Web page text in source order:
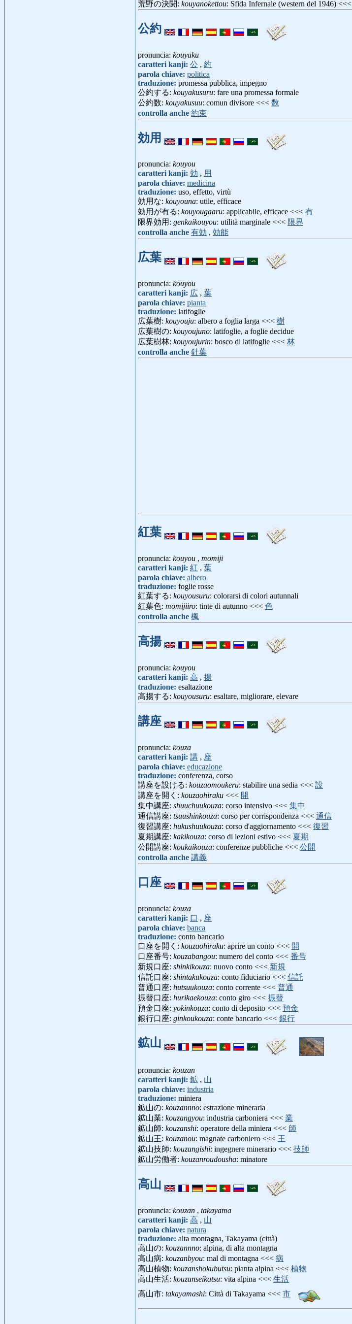
荒野の決闘: kouyanokettou: Sfida Infernale (western del 1946) <<<
公約
pronuncia: kouyaku
caratteri kanji: 公 , 約
parola chiave: politica
traduzione: promessa pubblica, impegno
公約する: kouyakusuru: fare una promessa formale
公約数: kouyakusuu: comun divisore <<< 数
controlla anche 約束
効用
pronuncia: kouyou
caratteri kanji: 効 , 用
parola chiave: medicina
traduzione: uso, effetto, virtù
効用な: kouyouna: utile, efficace
効用が有る: kouyougaaru: applicabile, efficace <<< 有
限界効用: genkaikouyou: utilità marginale <<< 限界
controlla anche 有効 , 効能
広葉
pronuncia: kouyou
caratteri kanji: 広 , 葉
parola chiave: pianta
traduzione: latifoglie
広葉樹: kouyouju: albero a foglia larga <<< 樹
広葉樹の: kouyoujuno: latifoglie, a foglie decidue
広葉樹林: kouyoujurin: bosco di latifoglie <<< 林
controlla anche 針葉
紅葉
pronuncia: kouyou , momiji
caratteri kanji: 紅 , 葉
parola chiave: albero
traduzione: foglie rosse
紅葉する: kouyousuru: colorarsi di colori autunnali
紅葉色: momijiiro: tinte di autunno <<< 色
controlla anche 楓
高揚
pronuncia: kouyou
caratteri kanji: 高 , 揚
traduzione: esaltazione
高揚する: kouyousuru: esaltare, migliorare, elevare
講座
pronuncia: kouza
caratteri kanji: 講 , 座
parola chiave: educazione
traduzione: conferenza, corso
講座を設ける: kouzaomoukeru: stabilire una sedia <<< 設
講座を開く: kouzaohiraku <<< 開
集中講座: shuuchuukouza: corso intensivo <<< 集中
通信講座: tsuushinkouza: corso per corrispondenza <<< 通信
復習講座: hukushuukouza: corso d'aggiornamento <<< 復習
夏期講座: kakikouza: corso di lezioni estivo <<< 夏期
公開講座: koukaikouza: conferenze pubbliche <<< 公開
controlla anche 講義
口座
pronuncia: kouza
caratteri kanji: 口 , 座
parola chiave: banca
traduzione: conto bancario
口座を開く: kouzaohiraku: aprire un conto <<< 開
口座番号: kouzabangou: numero del conto <<< 番号
新規口座: shinkikouza: nuovo conto <<< 新規
信託口座: shintakukouza: conto fiduciario <<< 信託
普通口座: hutsuukouza: conto corrente <<< 普通
振替口座: hurikaekouza: conto giro <<< 振替
預金口座: yokinkouza: conto di deposito <<< 預金
銀行口座: ginkoukouza: conte bancario <<< 銀行
鉱山
pronuncia: kouzan
caratteri kanji: 鉱 , 山
parola chiave: industria
traduzione: miniera
鉱山の: kouzannno: estrazione mineraria
鉱山業: kouzangyou: industria carboniera <<< 業
鉱山師: kouzanshi: operatore della miniera <<< 師
鉱山王: kouzanou: magnate carboniero <<< 王
鉱山技師: kouzangishi: ingegnere minerario <<< 技師
鉱山労働者: kouzanroudousha: minatore
高山
pronuncia: kouzan , takayama
caratteri kanji: 高 , 山
parola chiave: natura
traduzione: alta montagna, Takayama (città)
高山の: kouzannno: alpina, di alta montagna
高山病: kouzanbyou: mal di montagna <<< 病
高山植物: kouzanshokubutsu: pianta alpina <<< 植物
高山生活: kouzanseikatsu: vita alpina <<< 生活
高山市: takayamashi: Città di Takayama <<< 市